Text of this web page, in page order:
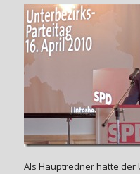
Als Hauptredner hatte der